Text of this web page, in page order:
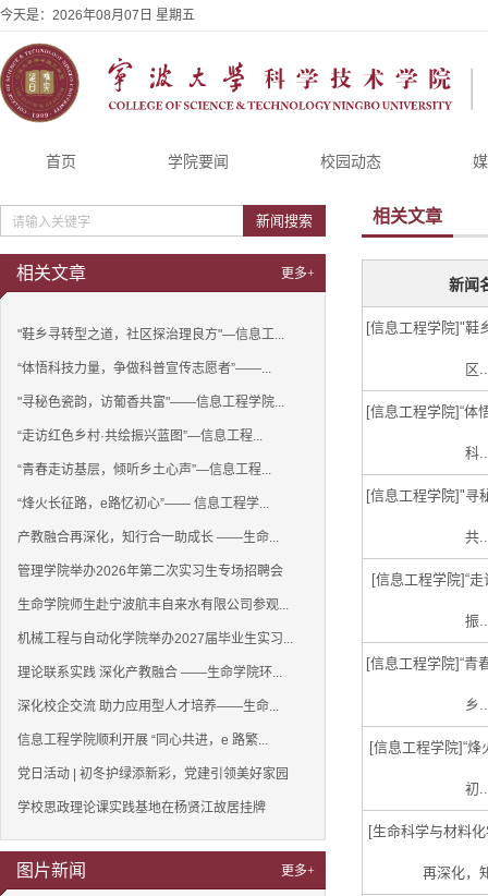
今天是： 2026年08月07日 星期五
首页 学院要闻 校园动态
新闻搜索
相关文章 更多+
"鞋乡寻转型之道，社区探治理良方"—信息工...
“体悟科技力量，争做科普宣传志愿者”——...
"寻秘色瓷韵，访葡香共富"——信息工程学院...
“走访红色乡村·共绘振兴蓝图”—信息工程...
“青春走访基层，倾听乡土心声”—信息工程...
“烽火长征路，e路忆初心”—— 信息工程学...
产教融合再深化，知行合一助成长 ——生命...
管理学院举办2026年第二次实习生专场招聘会
生命学院师生赴宁波航丰自来水有限公司参观...
机械工程与自动化学院举办2027届毕业生实习...
理论联系实践 深化产教融合 ——生命学院环...
深化校企交流 助力应用型人才培养——生命...
信息工程学院顺利开展 “同心共进，e 路繁...
党日活动 | 初冬护绿添新彩，党建引领美好家园
学校思政理论课实践基地在杨贤江故居挂牌
图片新闻 更多+
相关文章
新闻
[信息工程学院]"鞋
区
[信息工程学院]“体
科
[信息工程学院]"寻
共
[信息工程学院]“
振
[信息工程学院]“青
乡
[信息工程学院]“烽
初
[生命科学与材料
再深化，